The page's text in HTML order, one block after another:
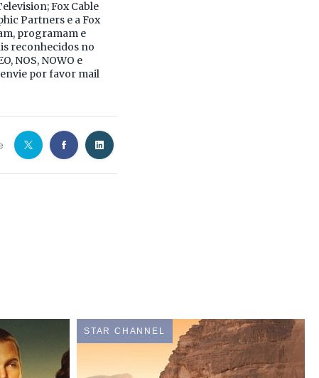
Fox Cable
Partners e a Fox
programam e
reconhecidos no
NOS, NOWO e
por favor mail
STAR CHANNEL